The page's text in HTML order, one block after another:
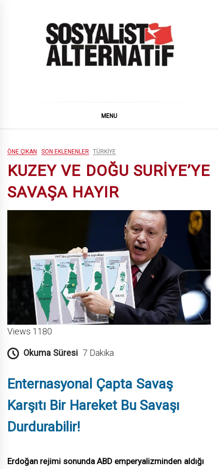
MENU
ÖNE ÇIKAN SON EKLENENLER TÜRKIYE
KUZEY VE DOĞU SURİYE’YE
SAVAŞA HAYIR
Views 1180
Okuma Süresi 7 Dakika
Enternasyonal Çapta Savaş
Karşıtı Bir Hareket Bu Savaşı
Durdurabilir!
Erdoğan rejimi sonunda ABD emperyalizminden aldığı